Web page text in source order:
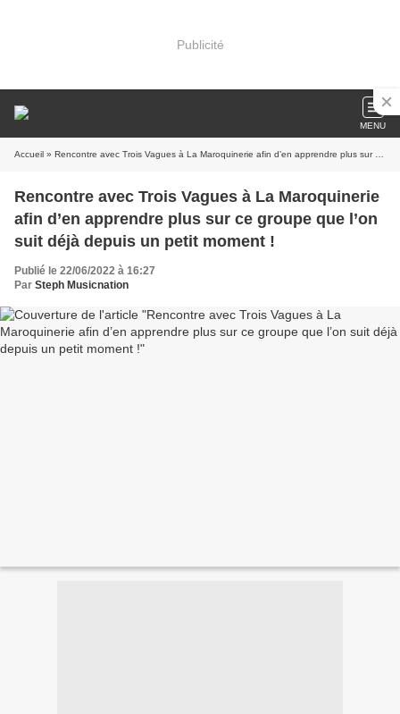
Publicité
MENU
Accueil » Rencontre avec Trois Vagues à La Maroquinerie afin d’en apprendre plus sur ce groupe que l’on suit déjà depuis un petit moment !
Rencontre avec Trois Vagues à La Maroquinerie
afin d’en apprendre plus sur ce groupe que l’on
suit déjà depuis un petit moment !
Publié le 22/06/2022 à 16:27
Par Steph Musicnation